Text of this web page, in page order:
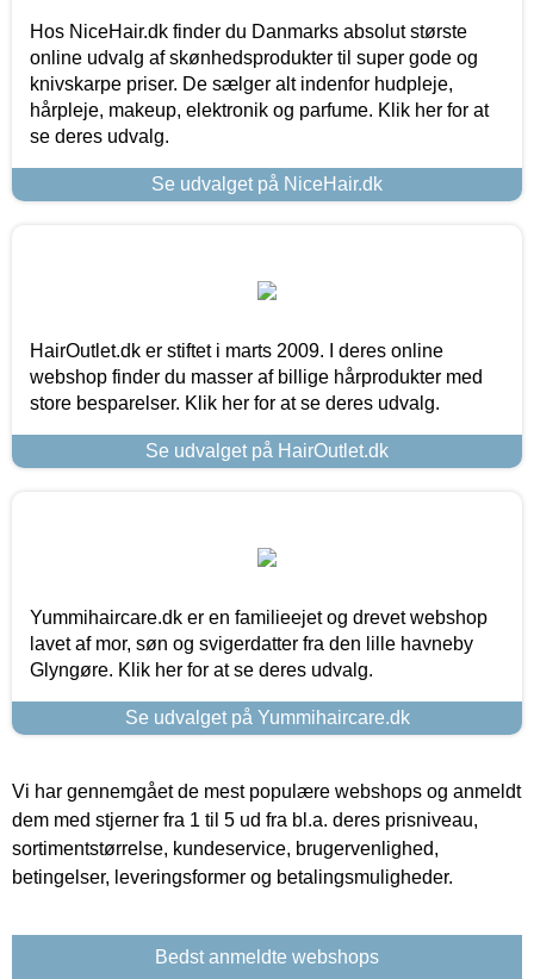
Hos NiceHair.dk finder du Danmarks absolut største
online udvalg af skønhedsprodukter til super gode og
knivskarpe priser. De sælger alt indenfor hudpleje,
hårpleje, makeup, elektronik og parfume. Klik her for at
se deres udvalg.
Se udvalget på NiceHair.dk
HairOutlet.dk er stiftet i marts 2009. I deres online
webshop finder du masser af billige hårprodukter med
store besparelser. Klik her for at se deres udvalg.
Se udvalget på HairOutlet.dk
Yummihaircare.dk er en familieejet og drevet webshop
lavet af mor, søn og svigerdatter fra den lille havneby
Glyngøre. Klik her for at se deres udvalg.
Se udvalget på Yummihaircare.dk
Vi har gennemgået de mest populære webshops og anmeldt
dem med stjerner fra 1 til 5 ud fra bl.a. deres prisniveau,
sortimentstørrelse, kundeservice, brugervenlighed,
betingelser, leveringsformer og betalingsmuligheder.
Bedst anmeldte webshops